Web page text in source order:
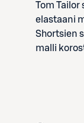
Tom
elastaani
Shortsien
malli